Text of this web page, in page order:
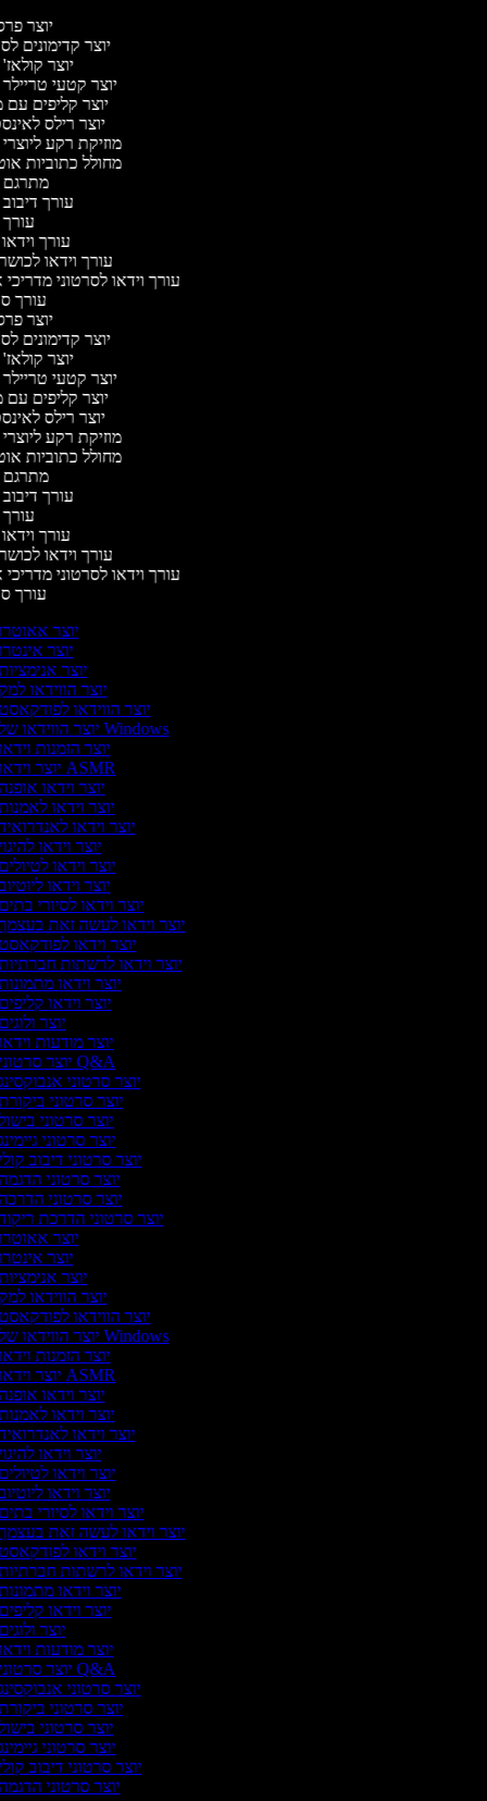
יוצר
יוצר קדימונים
יוצר
יוצר קטעי
יוצר קליפים
יוצר רילס
מוזיקת רקע
מחולל כתוביות
עורך
עורך
עורך וידאו
עורך וידאו לסרטוני
עורך
יוצר
יוצר קדימונים
יוצר
יוצר קטעי
יוצר קליפים
יוצר רילס
מוזיקת רקע
מחולל כתוביות
עורך
עורך
עורך וידאו
עורך וידאו לסרטוני
עורך
יוצר
יוצר
יוצר
יוצר הווידאו
יוצר הווידאו
יוצר הווידאו של Windows
יוצר הזמנות
יוצר וידאו ASMR
יוצר וידאו
יוצר וידאו
יוצר וידאו
יוצר וידאו
יוצר וידאו
יוצר וידאו
יוצר וידאו לסיורי
יוצר וידאו לעשה זאת
יוצר וידאו
יוצר וידאו לרשתות
יוצר וידאו
יוצר וידאו
יוצר
יוצר מודעות
יוצר סרטוני Q&A
יוצר סרטוני
יוצר סרטוני
יוצר סרטוני
יוצר סרטוני
יוצר סרטוני דיבוב
יוצר סרטוני
יוצר סרטוני
יוצר סרטוני הדרכת
יוצר
יוצר
יוצר
יוצר הווידאו
יוצר הווידאו
יוצר הווידאו של Windows
יוצר הזמנות
יוצר וידאו ASMR
יוצר וידאו
יוצר וידאו
יוצר וידאו
יוצר וידאו
יוצר וידאו
יוצר וידאו
יוצר וידאו לסיורי
יוצר וידאו לעשה זאת
יוצר וידאו
יוצר וידאו לרשתות
יוצר וידאו
יוצר וידאו
יוצר
יוצר מודעות
יוצר סרטוני Q&A
יוצר סרטוני
יוצר סרטוני
יוצר סרטוני
יוצר סרטוני
יוצר סרטוני דיבוב
יוצר סרטוני